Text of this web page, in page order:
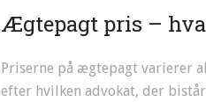
Ægtepagt pris –
Priserne på ægtepagt varierer
efter hvilken advokat, der